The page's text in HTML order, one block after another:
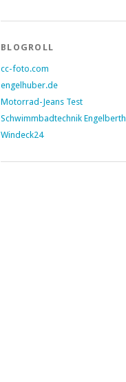
BLOGROLL
cc-foto.com
engelhuber.de
Motorrad-Jeans Test
Schwimmbadtechnik Engelberth
Windeck24